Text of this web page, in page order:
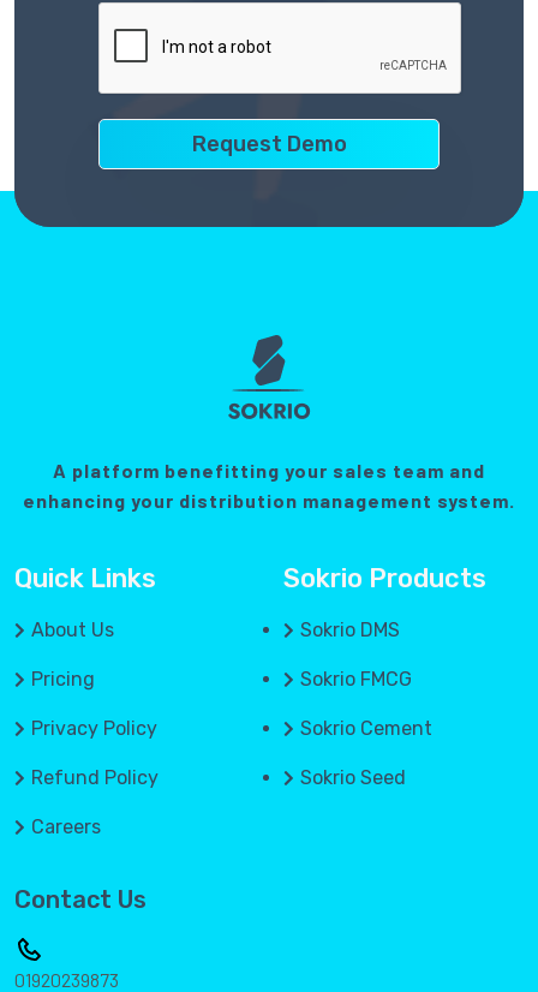
A platform benefitting your sales team and
enhancing your distribution management system.
Quick Links
About Us
Pricing
Privacy Policy
Refund Policy
Careers
Sokrio Products
Sokrio DMS
Sokrio FMCG
Sokrio Cement
Sokrio Seed
Contact Us
01920239873